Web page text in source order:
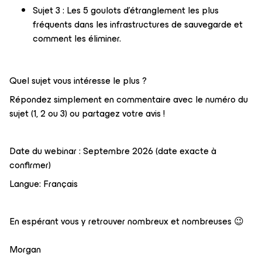
Sujet 3 : Les 5 goulots d’étranglement les plus
fréquents dans les infrastructures de sauvegarde et
comment les éliminer.
Quel sujet vous intéresse le plus ?
Répondez simplement en commentaire avec le numéro du
sujet (1, 2 ou 3) ou partagez votre avis !
Date du webinar : Septembre 2026 (date exacte à
confirmer)
Langue: Français
En espérant vous y retrouver nombreux et nombreuses 😉
Morgan